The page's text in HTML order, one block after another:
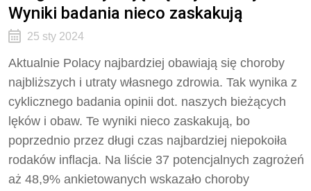
Wyniki badania nieco zaskakują
25 sty 2024
Aktualnie Polacy najbardziej obawiają się choroby
najbliższych i utraty własnego zdrowia. Tak wynika z
cyklicznego badania opinii dot. naszych bieżących
lęków i obaw. Te wyniki nieco zaskakują, bo
poprzednio przez długi czas najbardziej niepokoiła
rodaków inflacja. Na liście 37 potencjalnych zagrożeń
aż 48,9% ankietowanych wskazało choroby